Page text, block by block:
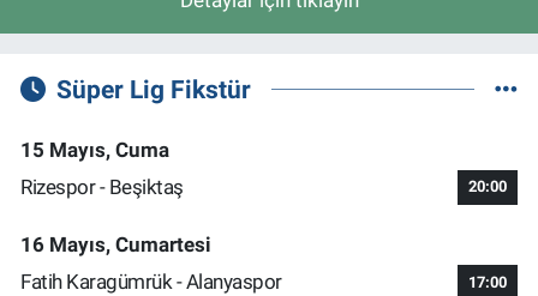
Süper Lig Fikstür
15 Mayıs, Cuma
Rizespor - Beşiktaş
20:00
16 Mayıs, Cumartesi
Fatih Karagümrük - Alanyaspor
17:00